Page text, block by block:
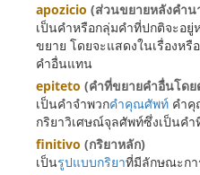
apozicio (ส่วนขยายหลังคำน
เป็นคำหรือกลุ่มคำที่ปกติจะอ
ขยาย โดยจะแสดงในเรื่องห
คำอื่นแทน
epiteto (คำที่ขยายคำอื่นโดย
เป็นคำจำพวกคำคุณศัพท์ คำ
กริยาวิเศษณ์จุลศัพท์ซึ่งเป็นค
finitivo (กริยาหลัก)
เป็นรูปแบบกริยาที่มีลักษณะกา